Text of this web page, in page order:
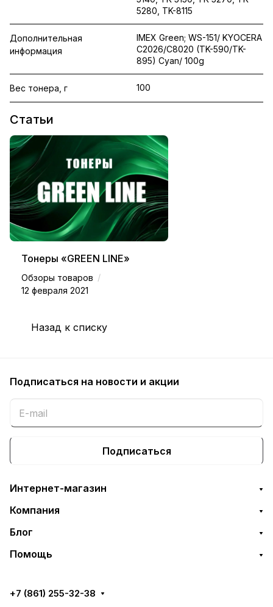
5280, TK-8115
Дополнительная
информация
IMEX Green; WS-151/ KYOCERA
C2026/C8020 (TK-590/TK-
895) Cyan/ 100g
Вес тонера, г 100
Статьи
Тонеры «GREEN LINE»
Обзоры товаров /
12 февраля 2021
Назад к списку
Подписаться на новости и акции
Подписаться
Интернет-магазин
Компания
Блог
Помощь
+7 (861) 255-32-38